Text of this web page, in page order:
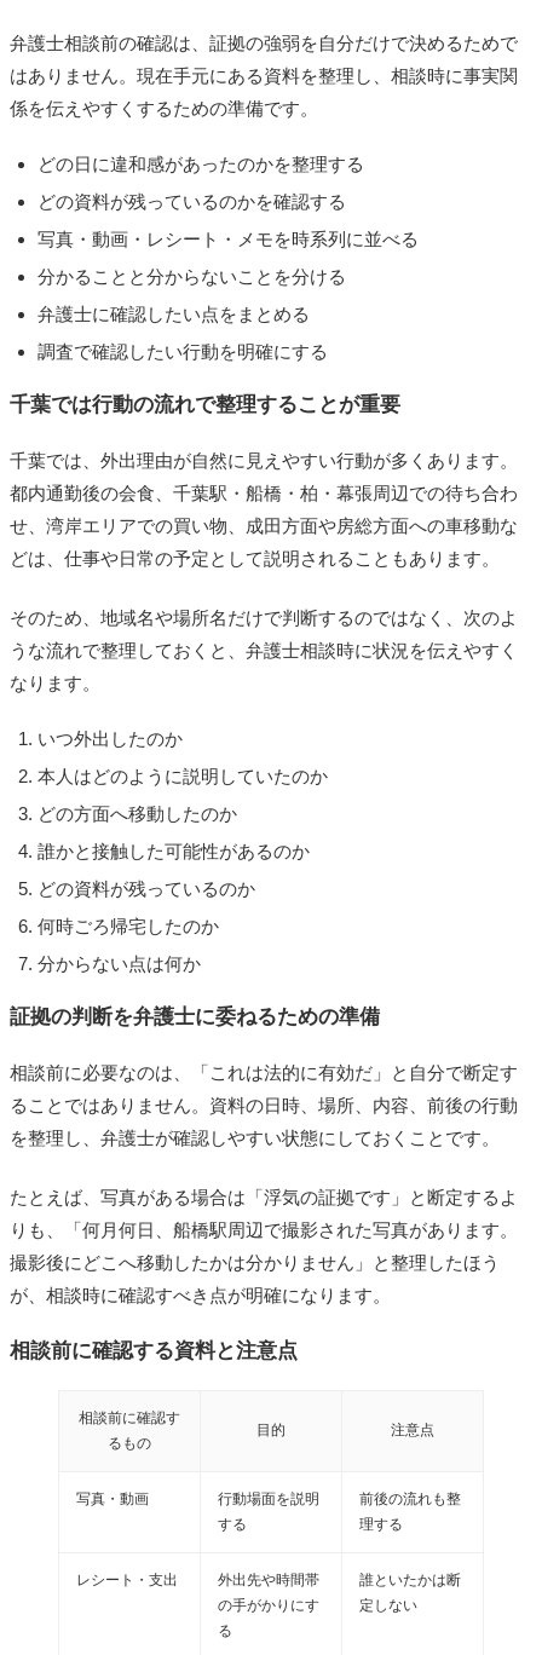
弁護士相談前の確認は、証拠の強弱を自分だけで決めるためで
はありません。現在手元にある資料を整理し、相談時に事実関
係を伝えやすくするための準備です。
どの日に違和感があったのかを整理する
どの資料が残っているのかを確認する
写真・動画・レシート・メモを時系列に並べる
分かることと分からないことを分ける
弁護士に確認したい点をまとめる
調査で確認したい行動を明確にする
千葉では行動の流れで整理することが重要
千葉では、外出理由が自然に見えやすい行動が多くあります。
都内通勤後の会食、千葉駅・船橋・柏・幕張周辺での待ち合わ
せ、湾岸エリアでの買い物、成田方面や房総方面への車移動な
どは、仕事や日常の予定として説明されることもあります。
そのため、地域名や場所名だけで判断するのではなく、次のよ
うな流れで整理しておくと、弁護士相談時に状況を伝えやすく
なります。
いつ外出したのか
本人はどのように説明していたのか
どの方面へ移動したのか
誰かと接触した可能性があるのか
どの資料が残っているのか
何時ごろ帰宅したのか
分からない点は何か
証拠の判断を弁護士に委ねるための準備
相談前に必要なのは、「これは法的に有効だ」と自分で断定す
ることではありません。資料の日時、場所、内容、前後の行動
を整理し、弁護士が確認しやすい状態にしておくことです。
たとえば、写真がある場合は「浮気の証拠です」と断定するよ
りも、「何月何日、船橋駅周辺で撮影された写真があります。
撮影後にどこへ移動したかは分かりません」と整理したほう
が、相談時に確認すべき点が明確になります。
相談前に確認する資料と注意点
相談前に確認す
るもの
目的 注意点
写真・動画
行動場面を説明
する
前後の流れも整
理する
レシート・支出
外出先や時間帯
の手がかりにす
る
誰といたかは断
定しない